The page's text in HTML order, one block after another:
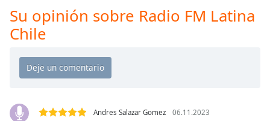
Opacity
Su opinión sobre Radio FM Latina
Chile
Andres Salazar Gomez 06.11.2023